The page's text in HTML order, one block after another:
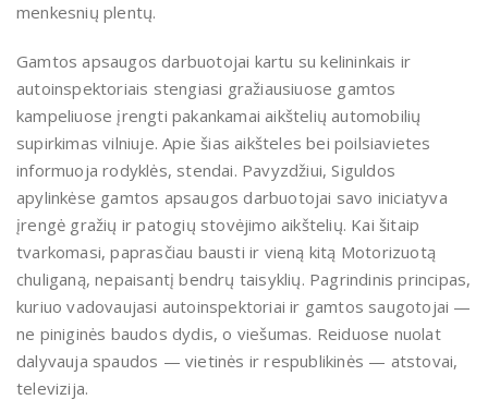
menkesnių plentų.
Gamtos apsaugos darbuotojai kartu su kelininkais ir
autoinspektoriais stengiasi gražiausiuose gamtos
kampeliuose įrengti pakankamai aikštelių automobilių
supirkimas vilniuje. Apie šias aikšteles bei poilsiavietes
informuoja rodyklės, stendai. Pavyzdžiui, Siguldos
apylinkėse gamtos apsaugos darbuotojai savo iniciatyva
įrengė gražių ir patogių stovėjimo aikštelių. Kai šitaip
tvarkomasi, paprasčiau bausti ir vieną kitą Motorizuotą
chuliganą, nepaisantį bendrų taisyklių. Pagrindinis principas,
kuriuo vadovaujasi autoinspektoriai ir gamtos saugotojai —
ne piniginės baudos dydis, o viešumas. Reiduose nuolat
dalyvauja spaudos — vietinės ir respublikinės — atstovai,
televizija.